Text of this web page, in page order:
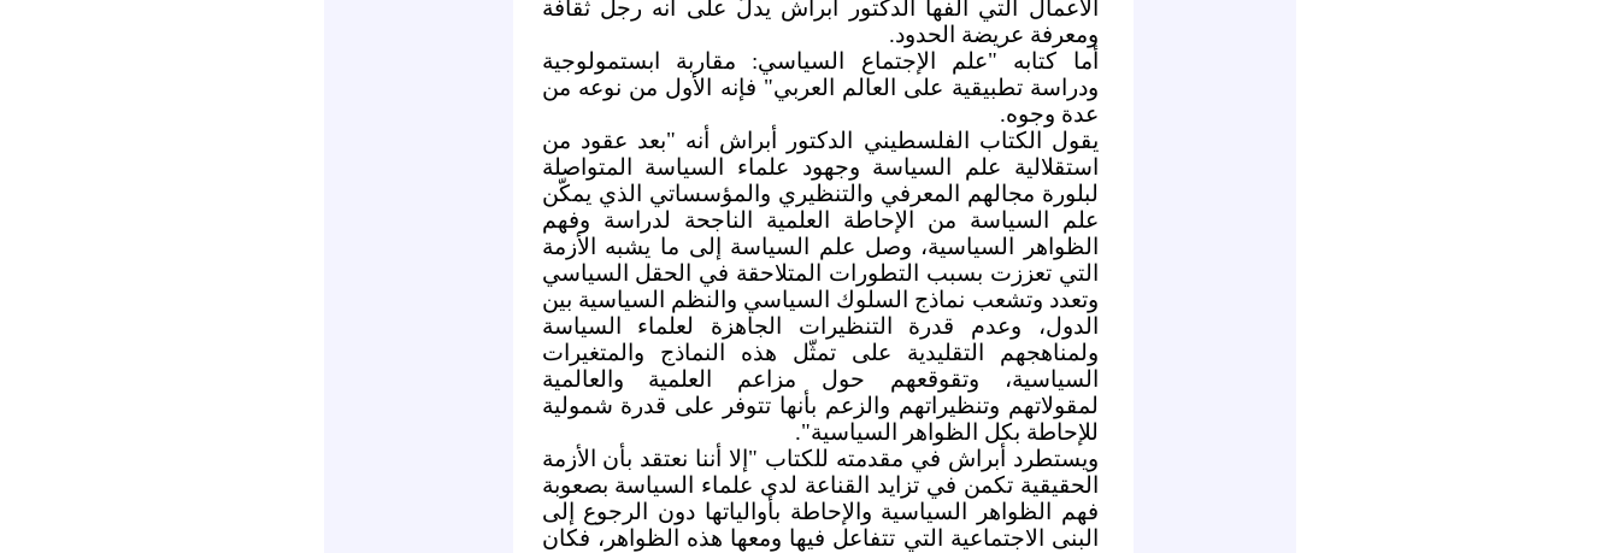
الأعمال التي ألفها الدكتور أبراش يدلّ على أنه رجل ثقافة
ومعرفة عريضة الحدود.
أما كتابه "علم الإجتماع السياسي: مقاربة ابستمولوجية
ودراسة تطبيقية على العالم العربي" فإنه الأول من نوعه من
عدة وجوه.
يقول الكتاب الفلسطيني الدكتور أبراش أنه "بعد عقود من
استقلالية علم السياسة وجهود علماء السياسة المتواصلة
لبلورة مجالهم المعرفي والتنظيري والمؤسساتي الذي يمكّن
علم السياسة من الإحاطة العلمية الناجحة لدراسة وفهم
الظواهر السياسية، وصل علم السياسة إلى ما يشبه الأزمة
التي تعززت بسبب التطورات المتلاحقة في الحقل السياسي
وتعدد وتشعب نماذج السلوك السياسي والنظم السياسية بين
الدول، وعدم قدرة التنظيرات الجاهزة لعلماء السياسة
ولمناهجهم التقليدية على تمثّل هذه النماذج والمتغيرات
السياسية، وتقوقعهم حول مزاعم العلمية والعالمية
لمقولاتهم وتنظيراتهم والزعم بأنها تتوفر على قدرة شمولية
للإحاطة بكل الظواهر السياسية".
ويستطرد أبراش في مقدمته للكتاب "إلا أننا نعتقد بأن الأزمة
الحقيقية تكمن في تزايد القناعة لدى علماء السياسة بصعوبة
فهم الظواهر السياسية والإحاطة بأوالياتها دون الرجوع إلى
البنى الاجتماعية التي تتفاعل فيها ومعها هذه الظواهر، فكان